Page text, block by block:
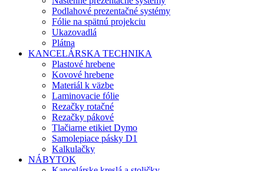
Podlahové prezentačné systémy
Fólie na spätnú projekciu
Ukazovadlá
Plátna
KANCELÁRSKA TECHNIKA
Plastové hrebene
Kovové hrebene
Materiál k väzbe
Laminovacie fólie
Rezačky rotačné
Rezačky pákové
Tlačiarne etikiet Dymo
Samolepiace pásky D1
Kalkulačky
NÁBYTOK